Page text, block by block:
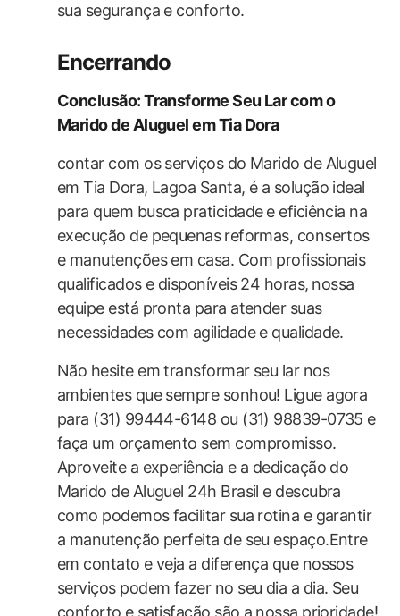
sua segurança e conforto.
Encerrando
Conclusão: Transforme Seu Lar com o
Marido de Aluguel em Tia Dora
contar com os serviços do Marido de Aluguel
em Tia Dora, Lagoa Santa, é a solução ideal
para quem busca praticidade ⁤e eficiência na
execução de pequenas ⁢reformas, consertos
e manutenções ‌em casa. Com profissionais
qualificados e disponíveis 24 horas, ⁢nossa
equipe está pronta para atender suas
necessidades com agilidade e qualidade.
Não ‌hesite em ​transformar seu​ lar nos
ambientes que sempre sonhou! Ligue agora
para (31) 99444-6148 ou (31) 98839-0735 e⁢
faça um orçamento sem compromisso.
Aproveite a experiência e a dedicação do
Marido de Aluguel 24h Brasil e descubra
como podemos facilitar sua rotina e garantir
a manutenção perfeita de seu espaço.Entre
em contato e veja a diferença que nossos
serviços podem fazer no seu dia a dia. Seu
conforto e satisfação são a ⁢nossa prioridade!